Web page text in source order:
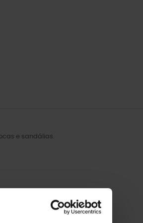
e sandálias.